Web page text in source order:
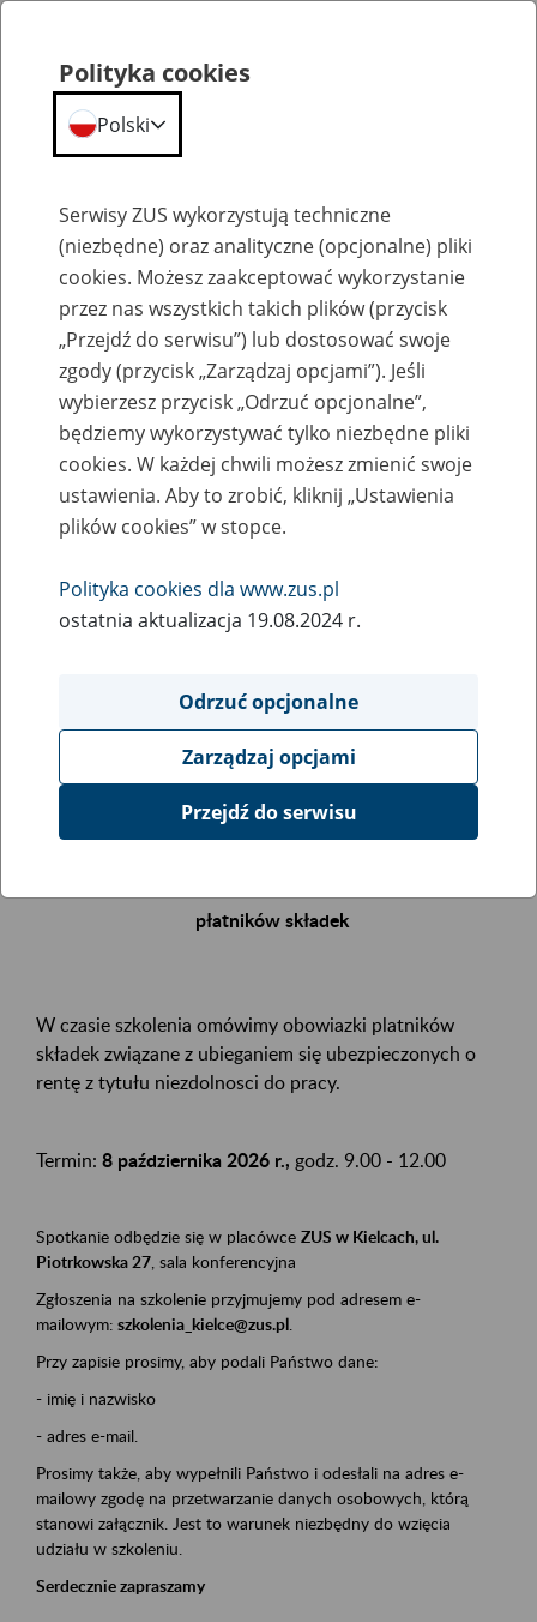
Szkolenia
Renta z tytułu niezdolności do pracy –
obowiązki płatników składek
Rodzaj wydarzenia
Szkolenia
Obszar merytoryczny
Opis wydarzenia
Zapraszamy Państwa na bezpłatne szkolenie
płatników składek
W czasie szkolenia omówimy obowiazki platników
składek związane z ubieganiem się ubezpieczonych o
rentę z tytułu niezdolnosci do pracy.
Termin: 8 października 2026 r., godz. 9.00 - 12.00
Spotkanie odbędzie się w placówce ZUS w Kielcach, ul.
Piotrkowska 27 , sala konferencyjna
Zgłoszenia na szkolenie przyjmujemy pod adresem e-
mailowym: szkolenia_kielce@zus.pl
Przy zapisie prosimy, aby podali Państwo dane:
- imię i nazwisko
- adres e-mail.
Prosimy także, aby wypełnili Państwo i odesłali na adres e-
mailowy zgodę na przetwarzanie danych osobowych, którą
stanowi załącznik. Jest to warunek niezbędny do wzięcia
udziału w szkoleniu.
Serdecznie zapraszamy
Polityka cookies
Polski
Serwisy ZUS wykorzystują techniczne
(niezbędne) oraz analityczne (opcjonalne) pliki
cookies. Możesz zaakceptować wykorzystanie
przez nas wszystkich takich plików (przycisk
„Przejdź do serwisu”) lub dostosować swoje
zgody (przycisk „Zarządzaj opcjami”). Jeśli
wybierzesz przycisk „Odrzuć opcjonalne”,
będziemy wykorzystywać tylko niezbędne pliki
cookies. W każdej chwili możesz zmienić swoje
ustawienia. Aby to zrobić, kliknij „Ustawienia
plików cookies” w stopce.
Polityka cookies dla www.zus.pl
ostatnia aktualizacja 19.08.2024 r.
Odrzuć opcjonalne
Zarządzaj opcjami
Przejdź do serwisu